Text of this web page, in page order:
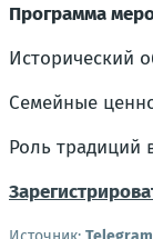
Программа
Исторический
Семейные
Роль традиций